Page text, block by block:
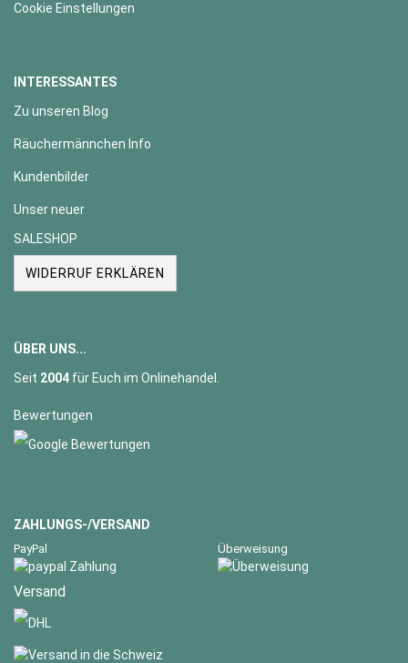
Cookie Einstellungen
INTERESSANTES
Zu unseren Blog
Räuchermännchen Info
Kundenbilder
Unser neuer
SALESHOP
WIDERRUF ERKLÄREN
ÜBER UNS...
Seit 2004 für Euch im Onlinehandel.
Bewertungen
ZAHLUNGS-/VERSAND
PayPal Überweisung
Versand